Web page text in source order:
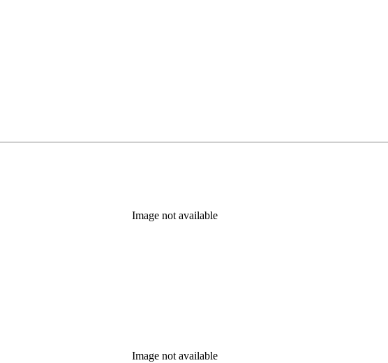
Image not available
Image not available